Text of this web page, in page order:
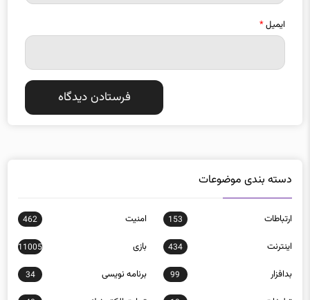
ایمیل*
دسته بندی موضوعات
ارتباطات 153 امنيت 462
اينترنت 434 بازی 11005
بدافزار 99 برنامه نويسی 34